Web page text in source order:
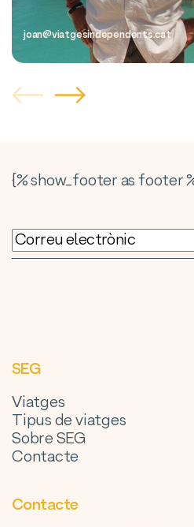
joan@viatgesindependents.cat
{% show_footer as footer
SEG
Viatges
Tipus de viatges
Sobre SEG
Contacte
Contacte